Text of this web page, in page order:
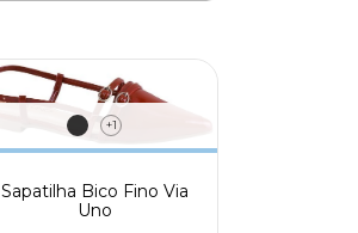
+1
Sapatilha Bico Fino Via
Uno